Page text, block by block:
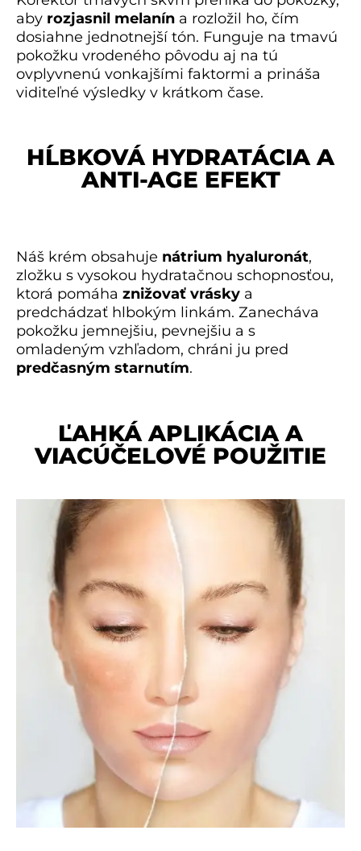
aby rozjasnil melanín a rozložil ho, čím
dosiahne jednotnejší tón. Funguje na tmavú
pokožku vrodeného pôvodu aj na tú
ovplyvnenú vonkajšími faktormi a prináša
viditeľné výsledky v krátkom čase.
HĹBKOVÁ HYDRATÁCIA A
ANTI-AGE EFEKT
Náš krém obsahuje nátrium hyaluronát,
zložku s vysokou hydratačnou schopnosťou,
ktorá pomáha znižovať vrásky a
predchádzať hlbokým linkám. Zanecháva
pokožku jemnejšiu, pevnejšiu a s
omladeným vzhľadom, chráni ju pred
predčasným starnutím.
ĽAHKÁ APLIKÁCIA A
VIACÚČELOVÉ POUŽITIE